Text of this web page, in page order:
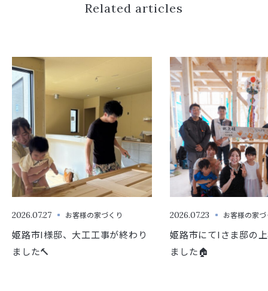
Related articles
2026.07.27 お客様の家づくり
姫路市I様邸、大工工事が終わり
ました🔨
2026.07.23 お客様の家
姫路市にてIさま邸の
ました🏠